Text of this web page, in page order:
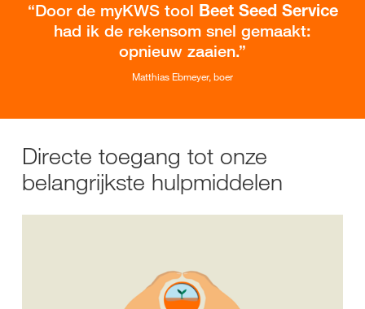
Door de myKWS tool Beet Seed Service
had ik de rekensom snel gemaakt:
opnieuw zaaien.
Matthias Ebmeyer, boer
Directe toegang tot onze
belangrijkste hulpmiddelen